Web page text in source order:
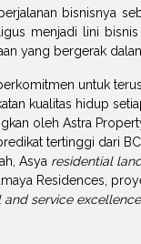
bisnisnya
menjadi lini
yang bergerak
untuk
kualitas hidup
oleh Astra
tertinggi dari
Asya residential
Residences,
and service